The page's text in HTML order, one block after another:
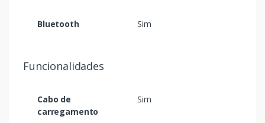
Bluetooth Sim
Funcionalidades
Cabo de
carregamento
Sim